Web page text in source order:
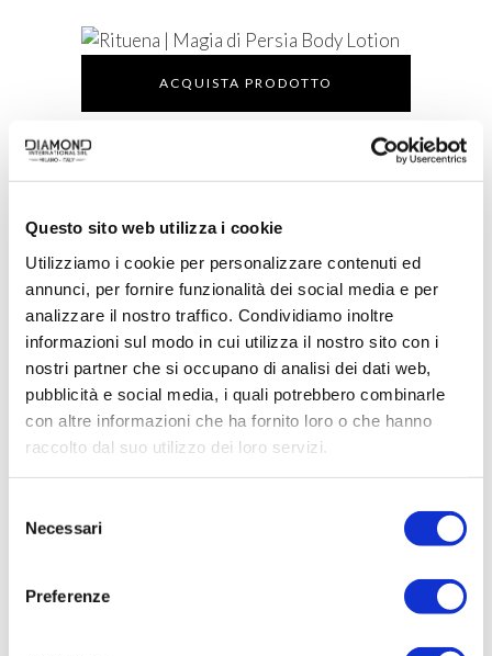
Questo sito web utilizza i cookie
Utilizziamo i cookie per personalizzare contenuti ed
annunci, per fornire funzionalità dei social media e per
analizzare il nostro traffico. Condividiamo inoltre
informazioni sul modo in cui utilizza il nostro sito con i
nostri partner che si occupano di analisi dei dati web,
pubblicità e social media, i quali potrebbero combinarle
con altre informazioni che ha fornito loro o che hanno
raccolto dal suo utilizzo dei loro servizi.
delNecessari
Preferenze
ACQUISTA PRODOTTO
RITUENA | MAGIA DI PERSIA
ACQUISTA PRODOTTO
JEEP | FREEDOM GIFT SET
ACQUISTA PRODOTTO
RITUENA | MAGIE DI PERSIA GIFT